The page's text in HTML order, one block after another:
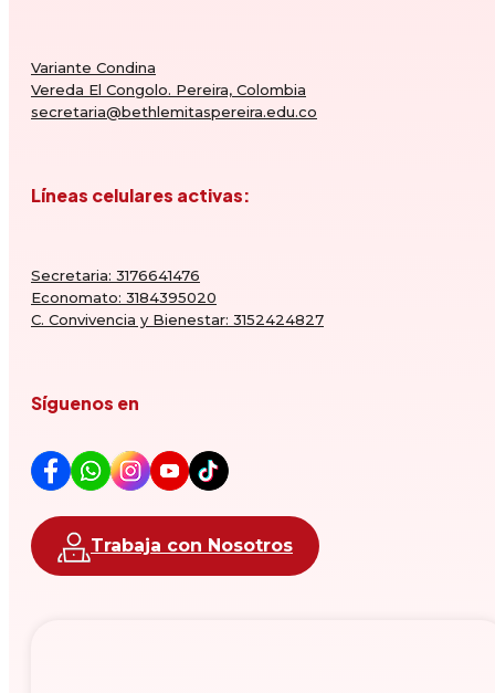
Variante Condina
Vereda El Congolo. Pereira, Colombia
secretaria@bethlemitaspereira.edu.co
Líneas celulares activas:
Secretaria: 3176641476
Economato: 3184395020
C. Convivencia y Bienestar: 3152424827
Síguenos en
Trabaja con Nosotros